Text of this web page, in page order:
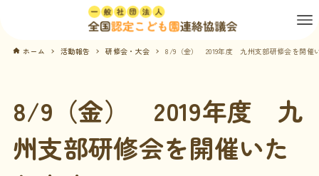
ホーム 活動報告 研修会・大会 8/9（金） 2019年度 九州支部研修会を開催
8/9（金） 2019年度 九
州支部研修会を開催いた